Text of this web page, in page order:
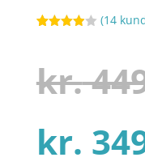
baseret
på
kundebed
(14
kr.
kr.